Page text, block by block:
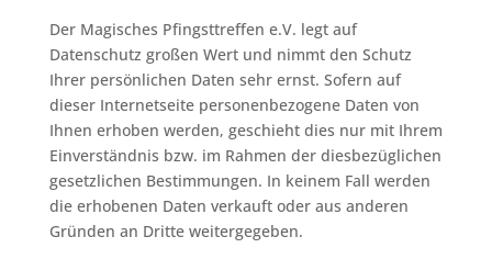
Der Magisches Pfingsttreffen e.V. legt auf
Datenschutz großen Wert und nimmt den Schutz
Ihrer persönlichen Daten sehr ernst. Sofern auf
dieser Internetseite personenbezogene Daten von
Ihnen erhoben werden, geschieht dies nur mit Ihrem
Einverständnis bzw. im Rahmen der diesbezüglichen
gesetzlichen Bestimmungen. In keinem Fall werden
die erhobenen Daten verkauft oder aus anderen
Gründen an Dritte weitergegeben.